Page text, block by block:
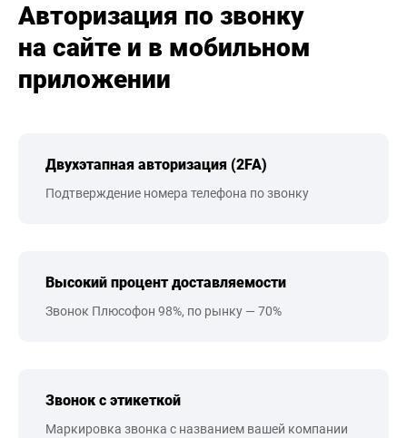
Авторизация по звонку
на сайте и в мобильном
приложении
Двухэтапная авторизация (2FA)
Подтверждение номера телефона по звонку
Высокий процент доставляемости
Звонок Плюсофон 98%, по рынку — 70%
Звонок с этикеткой
Маркировка звонка с названием вашей компании